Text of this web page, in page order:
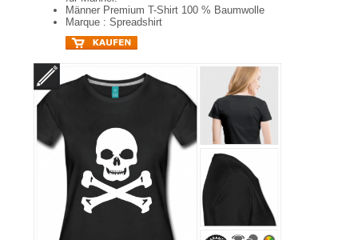
Männer Premium T-Shirt 100 % Baumwolle
Marque : Spreadshirt